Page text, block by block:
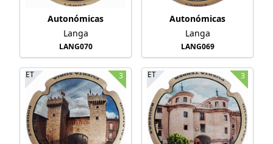
Autonómicas
Langa
LANG070
Autonómicas
Langa
LANG069
ET 3 ET 3